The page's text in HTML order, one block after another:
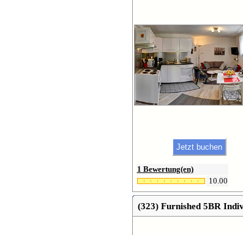
1 Bewertung(en)
10.00
(323) Furnished 5BR